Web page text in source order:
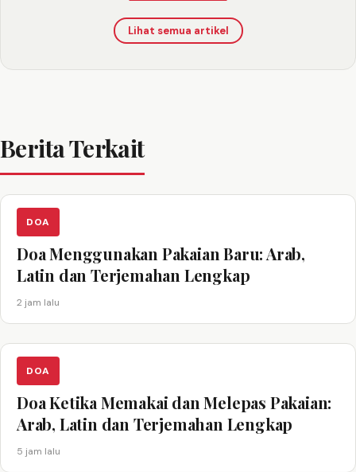
Lihat semua artikel
Berita Terkait
DOA
Doa Menggunakan Pakaian Baru: Arab,
Latin dan Terjemahan Lengkap
2 jam lalu
DOA
Doa Ketika Memakai dan Melepas Pakaian:
Arab, Latin dan Terjemahan Lengkap
5 jam lalu